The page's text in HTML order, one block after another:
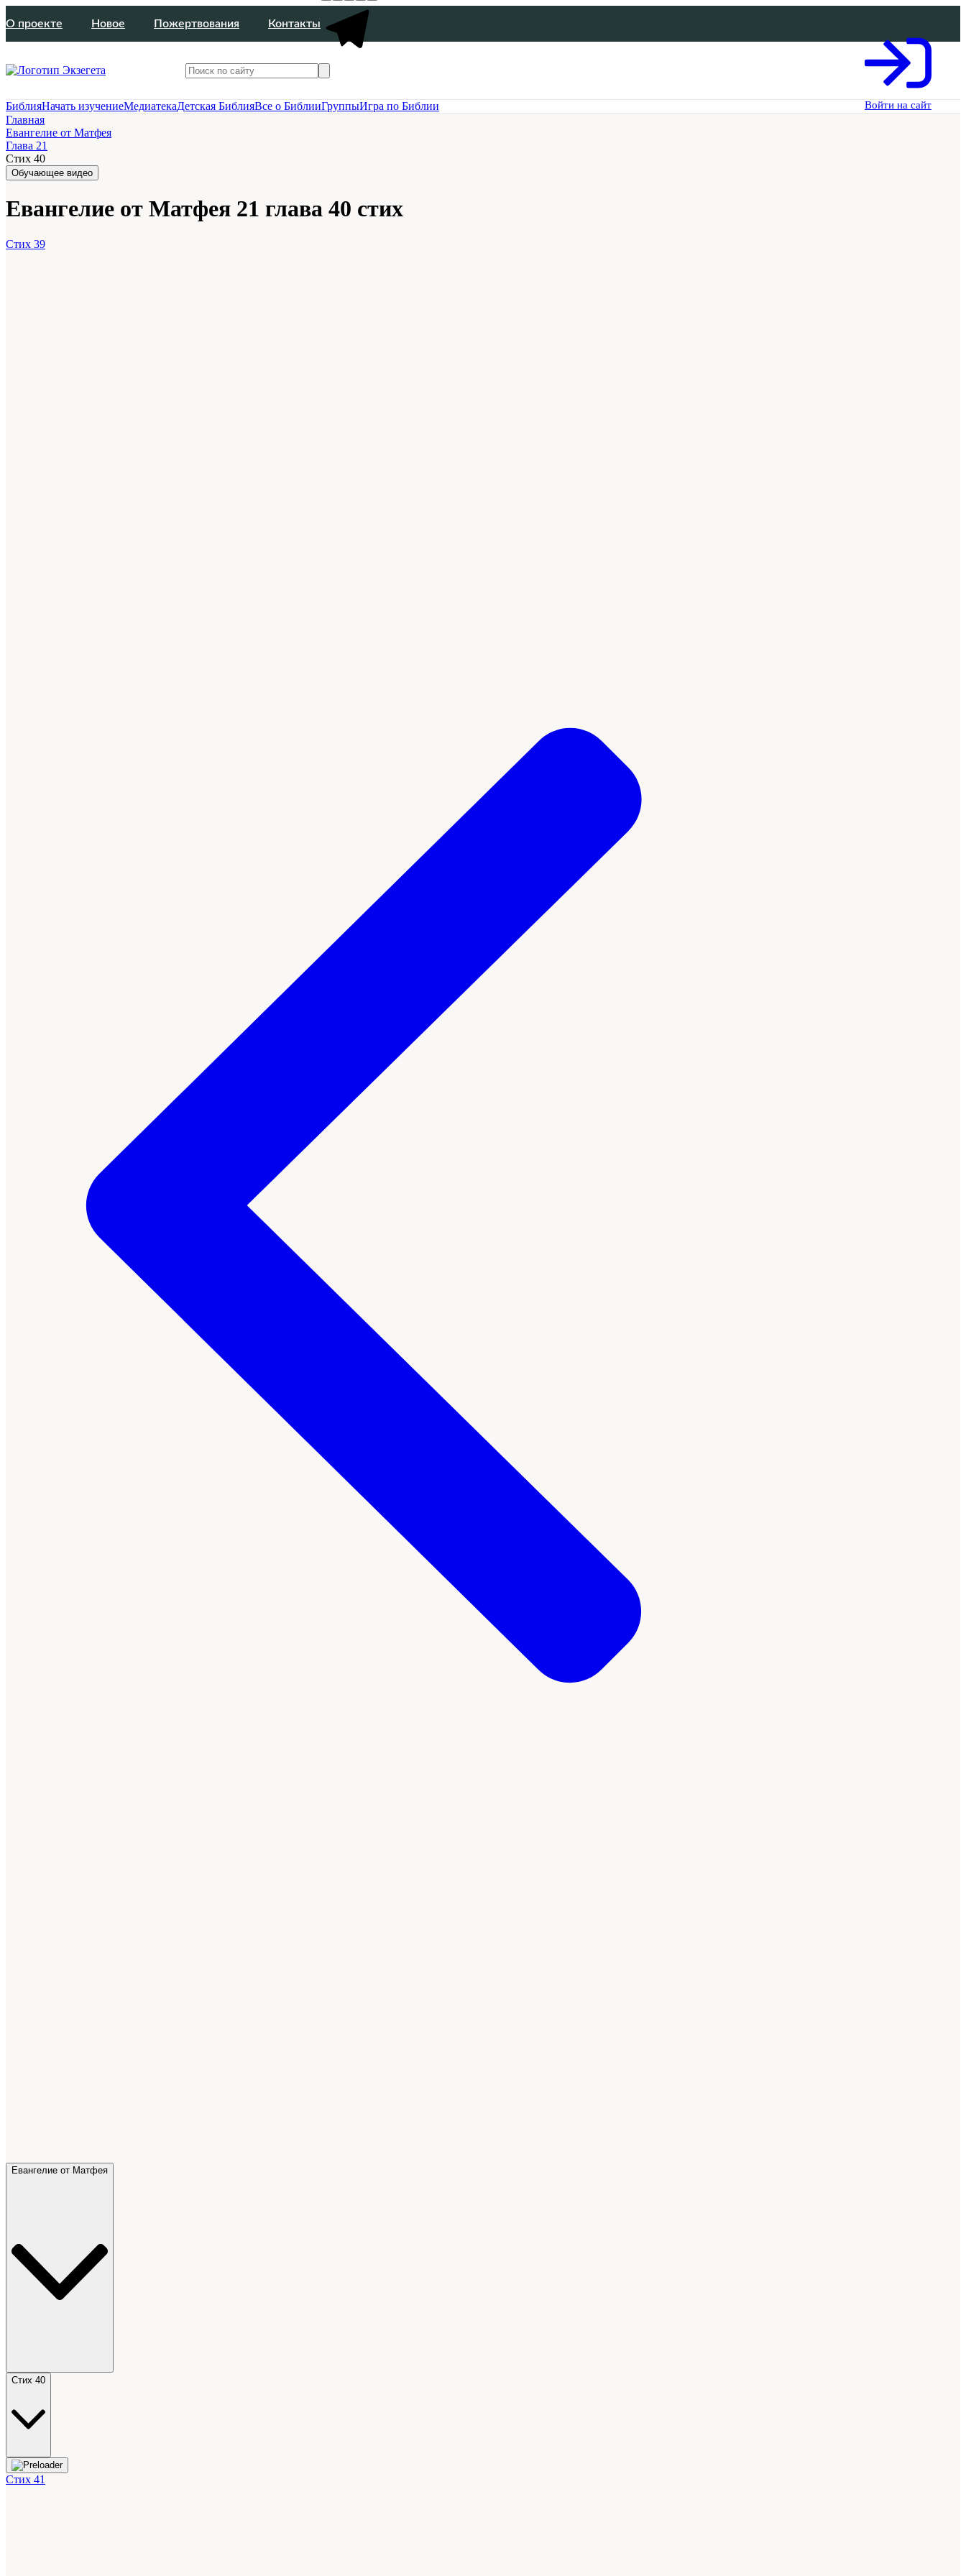
О проекте Новое Пожертвования Контакты
Войти на сайт
БиблияНачать изучениеМедиатекаДетская БиблияВсе о БиблииГруппыИгра по Библии
Главная
Евангелие от Матфея
Глава 21
Стих 40
Обучающее видео
Евангелие от Матфея 21 глава 40 стих
Стих 39
Евангелие от Матфея
Стих 40
Стих 41